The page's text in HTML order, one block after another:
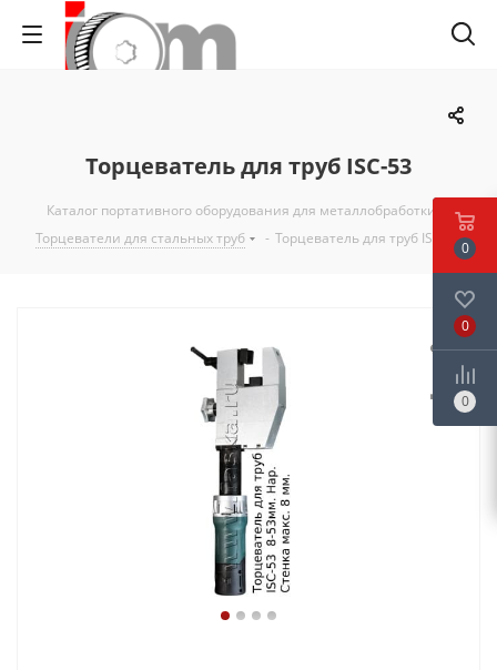
Торцеватель для труб ISC-53
Каталог портативного оборудования для металлобработки
Торцеватели для стальных труб
- Торцеватель для труб ISC-53
0
0
0